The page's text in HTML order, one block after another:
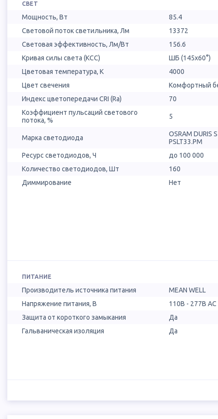
СВЕТ
Мощность, Вт
85.4
Световой поток светильника, Лм
13372
Световая эффективность, Лм/Вт
156.6
Кривая силы света (КСС)
ШБ (145х60°)
Цветовая температура, К
4000
Цвет свечения
Комфортный
Индекс цветопередачи CRI (Ra)
70
Коэффициент пульсаций светового
потока, %
5
Марка светодиода
OSRAM DURIS
PSLT33.PM
Ресурс светодиодов, Ч
до 100 000
Количество светодиодов, Шт
160
Диммирование
Нет
ПИТАНИЕ
Производитель источника питания
MEAN WELL
Напряжение питания, В
110B - 277B AC
Защита от короткого замыкания
Да
Гальваническая изоляция
Да